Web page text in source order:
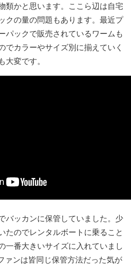
類かと思います。ここら辺は自宅
クの量の問題もあります。最近プ
パックで販売されているワームも
でカラーやサイズ別に揃えていく
大変です。
バッカンに保管していました。少
たのでレンタルボートに乗ること
一番大きいサイズに入れていまし
ァンは皆同じ保管方法だった気が